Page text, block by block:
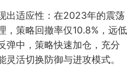
出适应性：在2023年的震荡
，策略回撤率仅10.8%，远低
弹中，策略快速加仓，充分
活切换防御与进攻模式。